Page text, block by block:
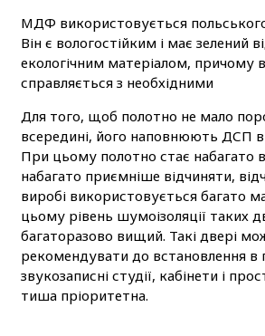
МДФ використовується
Він є вологостійким і має зелений
екологічним матеріалом, причому
справляється з необхідними
Для того, щоб полотно не мало
всередині, його наповнюють ДСП
При цьому полотно стає набагато
набагато приємніше відчиняти,
виробі використовується багато
цьому рівень шумоізоляції таких
багаторазово вищий. Такі двері
рекомендувати до встановлення в
звукозаписні студії, кабінети і
тиша пріоритетна.